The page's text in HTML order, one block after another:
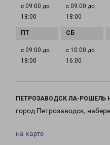
с 09:00 до
18:00
с 09:00 до
18:00
с 09:00 до
18:00
с 10:00 до
16:00
ПЕТРОЗАВОДСК ЛА-РОШЕЛЬ
город Петрозаводск,
на карте